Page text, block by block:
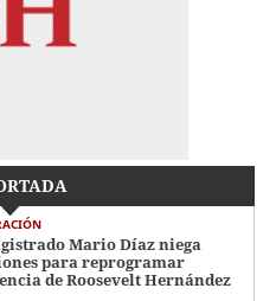
Mario Díaz niega
para reprogramar
de Roosevelt Hernández